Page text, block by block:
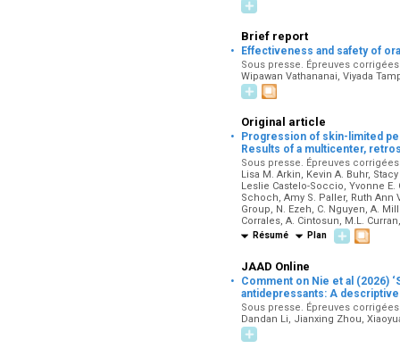
Brief report
· Effectiveness and safety of
Sous presse. Épreuves
Wipawan Vathananai, Viyada
Original article
·
Progression of skin-limited
Results of a multicenter,
Sous presse. Épreuves
Lisa M. Arkin, Kevin A. Buhr,
Leslie Castelo-Soccio, Yvonne E.
Schoch, Amy S. Paller, Ruth Ann
Group, N. Ezeh, C. Nguyen, A.
Corrales, A. Cintosun, M.L.
Résumé Plan
JAAD Online
·
Comment on Nie et al (2026)
antidepressants: A
Sous presse. Épreuves
Dandan Li, Jianxing Zhou,